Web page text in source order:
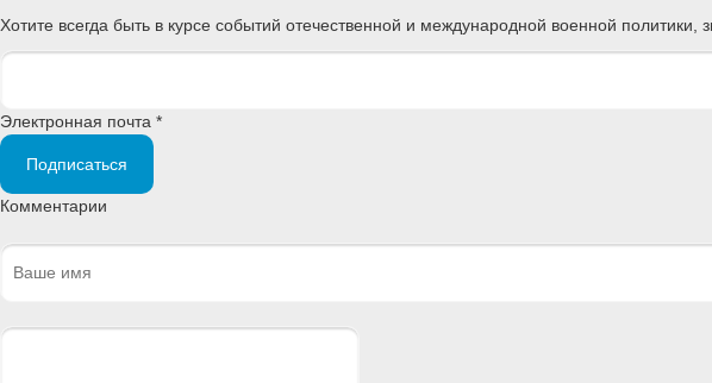
Хотите всегда быть в курсе событий отечественной и международной военной
Электронная почта *
Подписаться
Комментарии